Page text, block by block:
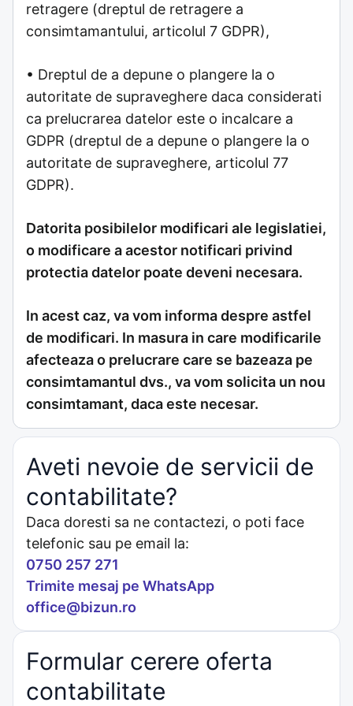
retragere (dreptul de retragere a
consimtamantului, articolul 7 GDPR),
• Dreptul de a depune o plangere la o
autoritate de supraveghere daca considerati
ca prelucrarea datelor este o incalcare a
GDPR (dreptul de a depune o plangere la o
autoritate de supraveghere, articolul 77
GDPR).
Datorita posibilelor modificari ale legislatiei,
o modificare a acestor notificari privind
protectia datelor poate deveni necesara.
In acest caz, va vom informa despre astfel
de modificari. In masura in care modificarile
afecteaza o prelucrare care se bazeaza pe
consimtamantul dvs., va vom solicita un nou
consimtamant, daca este necesar.
Aveti nevoie de servicii de
contabilitate?
Daca doresti sa ne contactezi, o poti face
telefonic sau pe email la:
0750 257 271
Trimite mesaj pe WhatsApp
office@bizun.ro
Formular cerere oferta
contabilitate